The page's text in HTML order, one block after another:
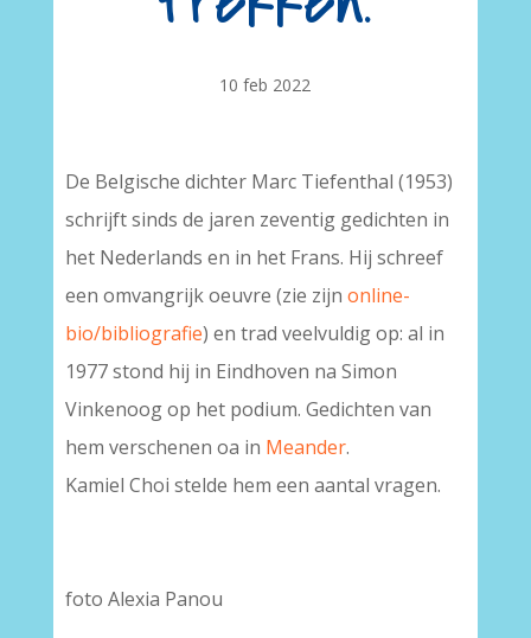
10 feb 2022
De Belgische dichter Marc Tiefenthal (1953)
schrijft sinds de jaren zeventig gedichten in
het Nederlands en in het Frans. Hij schreef
een omvangrijk oeuvre (zie zijn online-
bio/bibliografie) en trad veelvuldig op: al in
1977 stond hij in Eindhoven na Simon
Vinkenoog op het podium. Gedichten van
hem verschenen oa in Meander.
Kamiel Choi stelde hem een aantal vragen.
foto Alexia Panou